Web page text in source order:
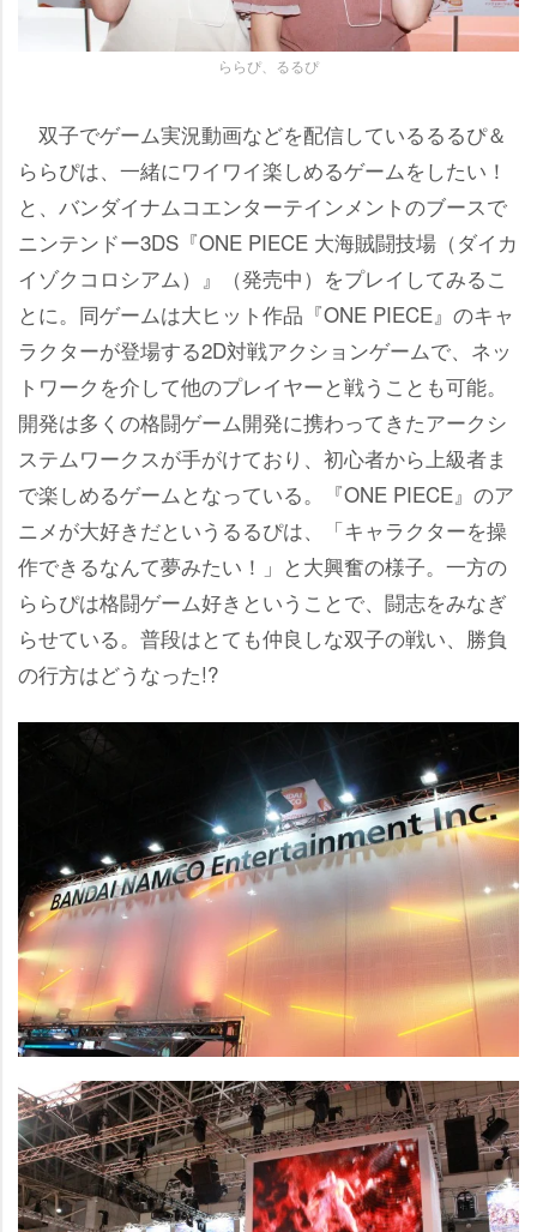
ららぴ、るるぴ
双子でゲーム実況動画などを配信しているるるぴ＆
ららぴは、一緒にワイワイ楽しめるゲームをしたい！
と、バンダイナムコエンターテインメントのブースで
ニンテンドー3DS『ONE PIECE 大海賊闘技場（ダイカ
イゾクコロシアム）』（発売中）をプレイしてみるこ
とに。同ゲームは大ヒット作品『ONE PIECE』のキャ
ラクターが登場する2D対戦アクションゲームで、ネッ
トワークを介して他のプレイヤーと戦うことも可能。
開発は多くの格闘ゲーム開発に携わってきたアークシ
ステムワークスが手がけており、初心者から上級者ま
で楽しめるゲームとなっている。『ONE PIECE』のア
ニメが大好きだというるるぴは、「キャラクターを操
作できるなんて夢みたい！」と大興奮の様子。一方の
ららぴは格闘ゲーム好きということで、闘志をみなぎ
らせている。普段はとても仲良しな双子の戦い、勝負
の行方はどうなった!?